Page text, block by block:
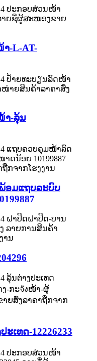
-L-AT-
າ-ລຸ້ນ
ອມແຖບລະບົບ
ເທດ-12226233